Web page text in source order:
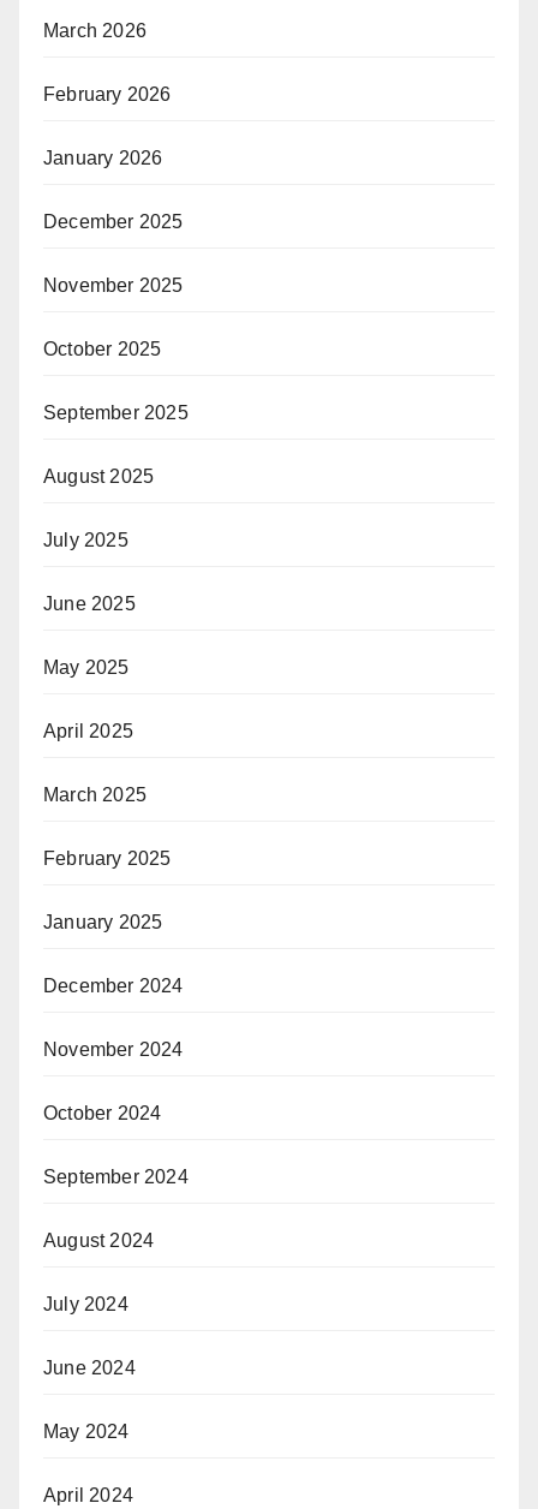
March 2026
February 2026
January 2026
December 2025
November 2025
October 2025
September 2025
August 2025
July 2025
June 2025
May 2025
April 2025
March 2025
February 2025
January 2025
December 2024
November 2024
October 2024
September 2024
August 2024
July 2024
June 2024
May 2024
April 2024